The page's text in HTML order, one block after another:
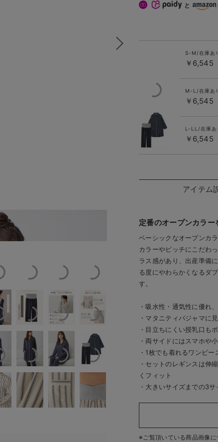
パジャマ おなかが目立
と
ネイビー×オ
フホワイト
S-M/在庫あ
￥6,545
M-L/在庫あ
￥6,545
L-LL/在庫あ
￥6,545
アイテム
定番のオープンカラー
ベーシックなオープンカ
カラーやピッチにこだわ
ラス感があり、出産準備
る度にやわらかくなるダ
す。
・吸水性・通気性に優れ
・マタニティパジャマに
・目立ちにくい授乳口も
・両サイドにはスマホや
・1枚でも着れるワンピ
・セットのレギンスは伸
くフィット
・大きいサイズまでの3サ
※ご覧頂いている商品画像